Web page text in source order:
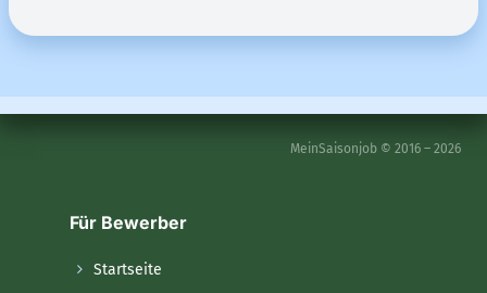
MeinSaisonjob © 2016 – 2026
Für Bewerber
Startseite